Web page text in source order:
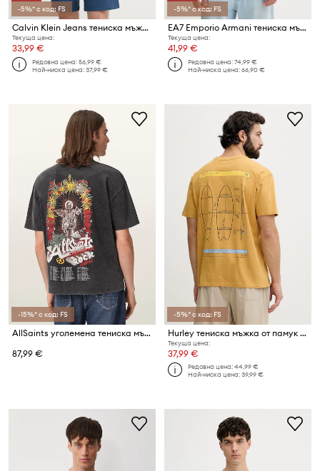
-5%* с код: FS
Calvin Klein Jeans тениска мъжка от памук
Текуща цена:
33,99 €
Редовна цена:56,99 €
Най-ниска цена:37,99 €
-5%* с код: FS
EA7 Emporio Armani тениска мъжка с памук
Текуща цена:
41,99 €
Редовна цена:74,99 €
Най-ниска цена:66,90 €
-15%* с код: FS
AllSaints уголемена тениска мъжка от памук ROQUE
87,99 €
-5%* с код: FS
Hurley тениска мъжка от памук KRAFT
Текуща цена:
37,99 €
Редовна цена:44,99 €
Най-ниска цена:39,99 €